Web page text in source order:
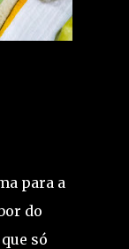
para a
do
só